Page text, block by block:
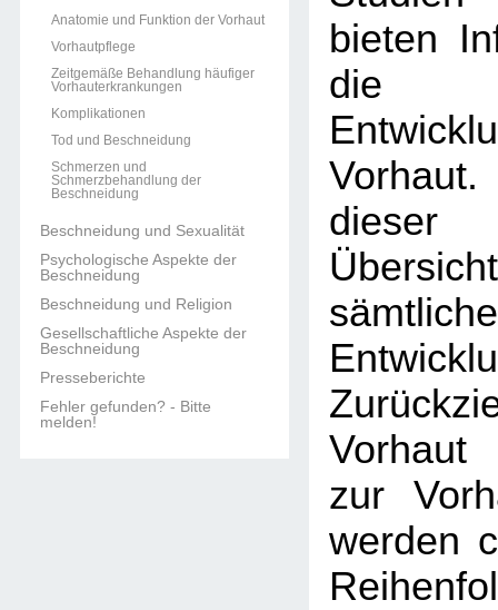
Anatomie und Funktion der Vorhaut
Vorhautpflege
Zeitgemäße Behandlung häufiger
Vorhauterkrankungen
Komplikationen
Tod und Beschneidung
Schmerzen und
Schmerzbehandlung der
Beschneidung
Beschneidung und Sexualität
Psychologische Aspekte der
Beschneidung
Beschneidung und Religion
Gesellschaftliche Aspekte der
Beschneidung
Presseberichte
Fehler gefunden? - Bitte
melden!
bieten
die
dieser
zur
werden